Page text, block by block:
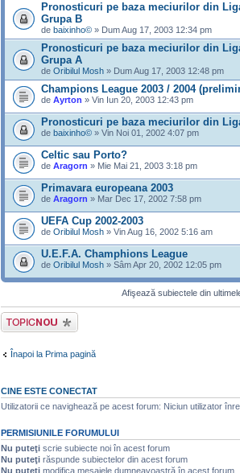
Pronosticuri pe baza meciurilor din
Grupa B
de baixinho© » Dum Aug 17, 2003 12:34 pm
Pronosticuri pe baza meciurilor din
Grupa A
de Oribilul Mosh » Dum Aug 17, 2003 12:48 pm
Champions League 2003 / 2004
de Ayrton » Vin Iun 20, 2003 12:43 pm
Pronosticuri pe baza meciurilor din
de baixinho© » Vin Noi 01, 2002 4:07 pm
Celtic sau Porto?
de Aragorn » Mie Mai 21, 2003 3:18 pm
Primavara europeana 2003
de Aragorn » Mar Dec 17, 2002 7:58 pm
UEFA Cup 2002-2003
de Oribilul Mosh » Vin Aug 16, 2002 5:16 am
U.E.F.A. Champhions League
de Oribilul Mosh » Sâm Apr 20, 2002 12:05 pm
Afişează subiectele din
Scrie un subiect
nou
Înapoi la Prima pagină
CINE ESTE CONECTAT
Utilizatorii ce navighează pe acest forum: Niciun utilizator
PERMISIUNILE FORUMULUI
Nu puteţi scrie subiecte noi în acest forum
Nu puteţi răspunde subiectelor din acest forum
Nu puteţi modifica mesajele dumneavoastră în acest forum